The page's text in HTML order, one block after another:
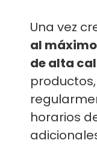
Una vez
al máximo
de alta
horarios